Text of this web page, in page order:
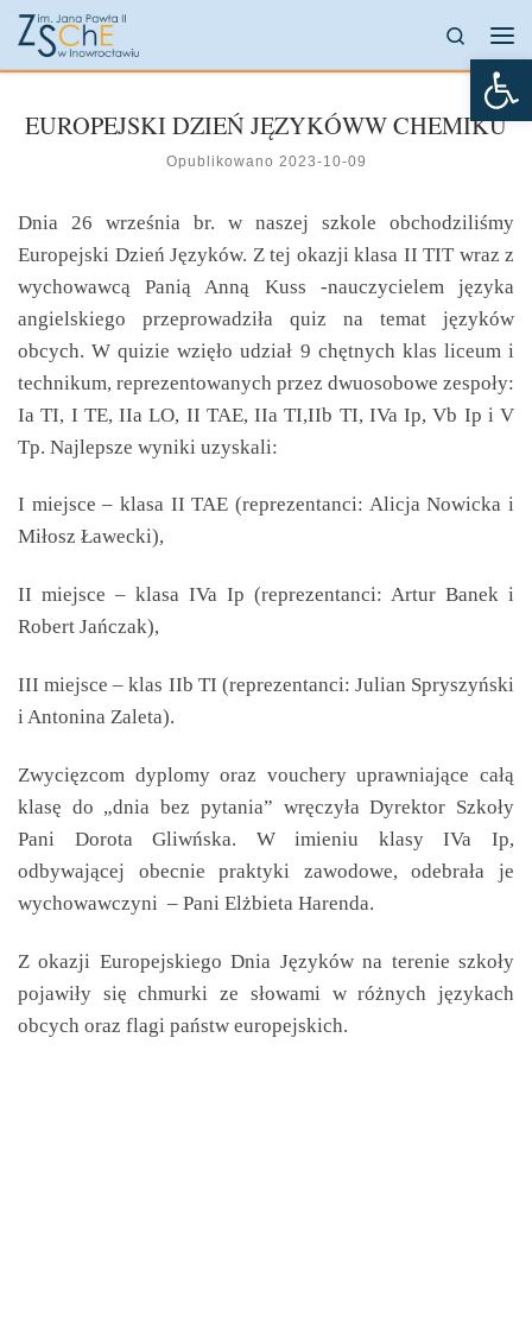
Przejdź do treści
Search
EUROPEJSKI DZIEŃ JĘZYKÓWW CHEMIKU
Opublikowano 2023-10-09
Dnia 26 września br. w naszej szkole obchodziliśmy
Europejski Dzień Języków. Z tej okazji klasa II TIT wraz z
wychowawcą Panią Anną Kuss -nauczycielem języka
angielskiego przeprowadziła quiz na temat języków
obcych. W quizie wzięło udział 9 chętnych klas liceum i
technikum, reprezentowanych przez dwuosobowe zespoły:
Ia TI, I TE, IIa LO, II TAE, IIa TI,IIb TI, IVa Ip, Vb Ip i V
Tp. Najlepsze wyniki uzyskali:
I miejsce – klasa II TAE (reprezentanci: Alicja Nowicka i
Miłosz Ławecki),
II miejsce – klasa IVa Ip (reprezentanci: Artur Banek i
Robert Jańczak),
III miejsce – klas IIb TI (reprezentanci: Julian Spryszyński
i Antonina Zaleta).
Zwycięzcom dyplomy oraz vouchery uprawniające całą
klasę do „dnia bez pytania” wręczyła Dyrektor Szkoły
Pani Dorota Gliwńska. W imieniu klasy IVa Ip,
odbywającej obecnie praktyki zawodowe, odebrała je
wychowawczyni – Pani Elżbieta Harenda.
Z okazji Europejskiego Dnia Języków na terenie szkoły
pojawiły się chmurki ze słowami w różnych językach
obcych oraz flagi państw europejskich.